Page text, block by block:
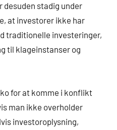
desuden stadig under
at investorer ikke har
traditionelle investeringer,
til klageinstanser og
for at komme i konflikt
man ikke overholder
investoroplysning,